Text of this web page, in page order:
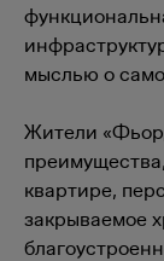
мыслью о
Жители
квартире,
закрываемое